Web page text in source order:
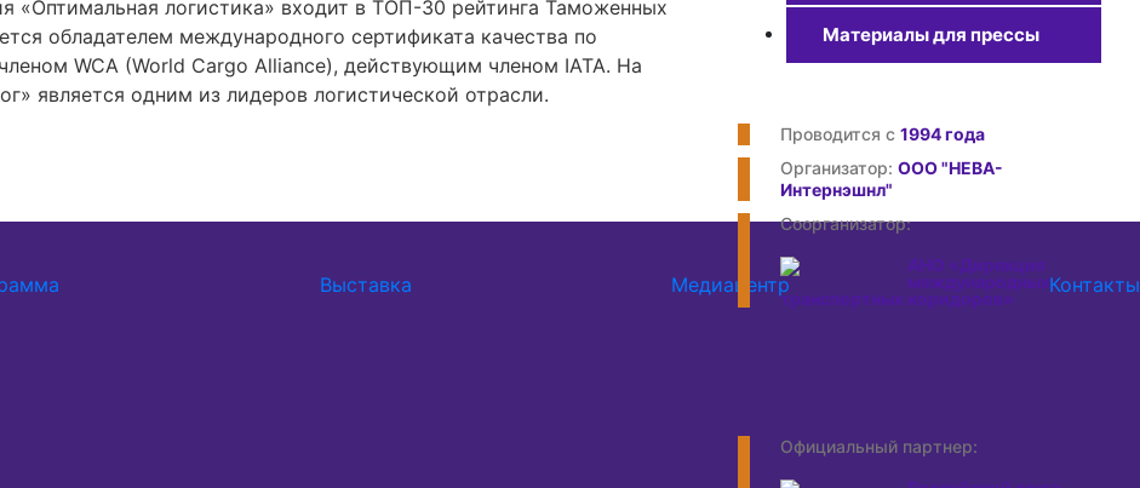
Материалы для прессы
Проводится с 1994 года
Организатор: ООО "НЕВА-
Интернэшнл"
Соорганизатор:
АНО «Дирекция
международных
транспортных коридоров»
Официальный партнер:
«Оптимальная логистика» входит в ТОП-30 рейтинга Таможенных
обладателем международного сертификата качества по
WCA (World Cargo Alliance), действующим членом IATA. На
является одним из лидеров логистической отрасли.
Выставка Медиацентр Контакты